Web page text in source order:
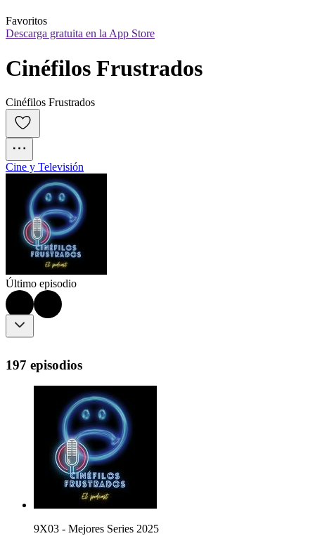
Favoritos
Descarga gratuita en la App Store
Cinéfilos Frustrados
Cinéfilos Frustrados
Cine y Televisión
Último episodio
197 episodios
9X03 - Mejores Series 2025